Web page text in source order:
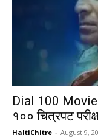
Dial 100
१०० चित्रपट
HaltiChitre - August 9,